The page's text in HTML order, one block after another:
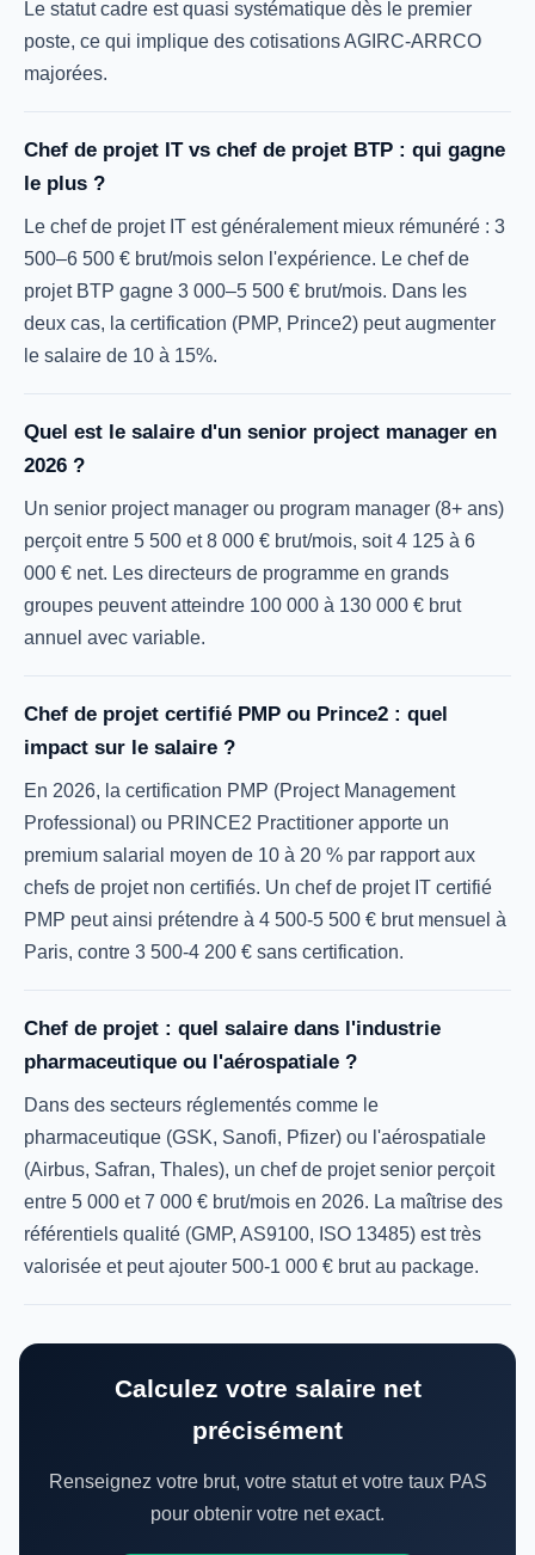
Le statut cadre est quasi systématique dès le premier
poste, ce qui implique des cotisations AGIRC-ARRCO
majorées.
Chef de projet IT vs chef de projet BTP : qui gagne
le plus ?
Le chef de projet IT est généralement mieux rémunéré : 3
500–6 500 € brut/mois selon l'expérience. Le chef de
projet BTP gagne 3 000–5 500 € brut/mois. Dans les
deux cas, la certification (PMP, Prince2) peut augmenter
le salaire de 10 à 15%.
Quel est le salaire d'un senior project manager en
2026 ?
Un senior project manager ou program manager (8+ ans)
perçoit entre 5 500 et 8 000 € brut/mois, soit 4 125 à 6
000 € net. Les directeurs de programme en grands
groupes peuvent atteindre 100 000 à 130 000 € brut
annuel avec variable.
Chef de projet certifié PMP ou Prince2 : quel
impact sur le salaire ?
En 2026, la certification PMP (Project Management
Professional) ou PRINCE2 Practitioner apporte un
premium salarial moyen de 10 à 20 % par rapport aux
chefs de projet non certifiés. Un chef de projet IT certifié
PMP peut ainsi prétendre à 4 500-5 500 € brut mensuel à
Paris, contre 3 500-4 200 € sans certification.
Chef de projet : quel salaire dans l'industrie
pharmaceutique ou l'aérospatiale ?
Dans des secteurs réglementés comme le
pharmaceutique (GSK, Sanofi, Pfizer) ou l'aérospatiale
(Airbus, Safran, Thales), un chef de projet senior perçoit
entre 5 000 et 7 000 € brut/mois en 2026. La maîtrise des
référentiels qualité (GMP, AS9100, ISO 13485) est très
valorisée et peut ajouter 500-1 000 € brut au package.
Calculez votre salaire net
précisément
Renseignez votre brut, votre statut et votre taux PAS
pour obtenir votre net exact.